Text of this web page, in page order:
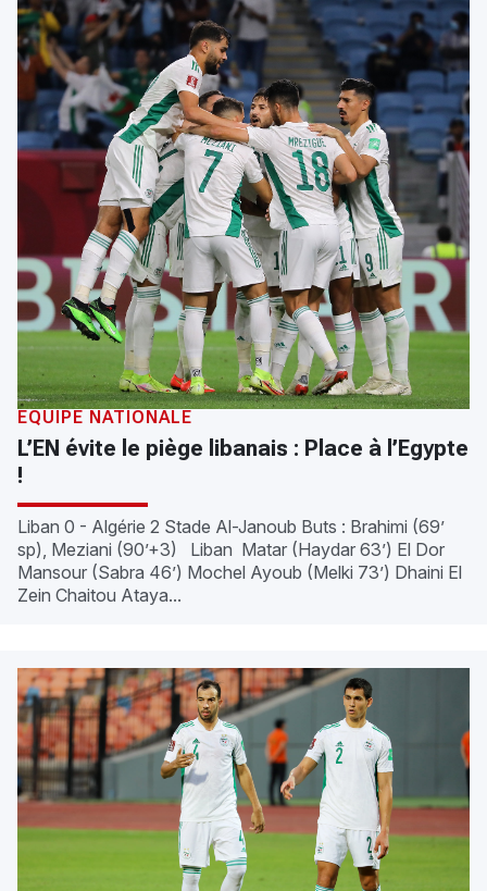
ÉQUIPE NATIONALE
L’EN évite le piège libanais : Place à l’Egypte
!
Liban 0 - Algérie 2 Stade Al-Janoub Buts : Brahimi (69’
sp), Meziani (90’+3) Liban Matar (Haydar 63’) El Dor
Mansour (Sabra 46’) Mochel Ayoub (Melki 73’) Dhaini El
Zein Chaitou Ataya...